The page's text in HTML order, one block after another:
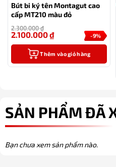
Bút bi ký tên Montagut cao
cấp MT210 màu đỏ
2.300.000₫
-9%
2.100.000₫
Thêm vào giỏ hàng
SẢN PHẨM ĐÃ
Bạn chưa xem sản phẩm nào.